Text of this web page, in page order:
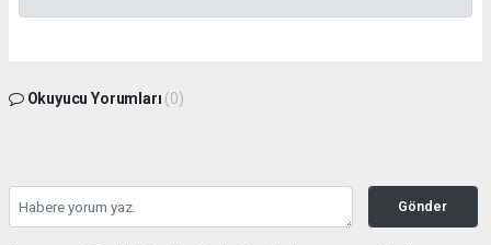
Okuyucu Yorumları (0)
Gönder